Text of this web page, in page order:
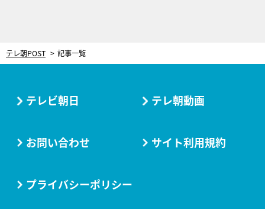
テレ朝POST 記事一覧
テレビ朝日 テレ朝動画
お問い合わせ サイト利用規約
プライバシーポリシー